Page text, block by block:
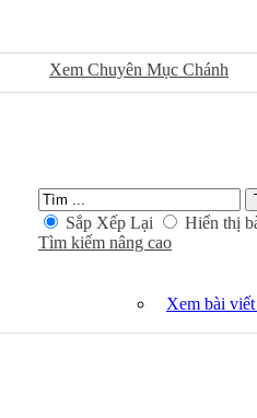
Ðánh Dấu Ðã Ðọc
Xem Chuyên Mục Chánh
Sắp Xếp Lại
Hiển thị
Tìm kiếm nâng cao
Xem bài